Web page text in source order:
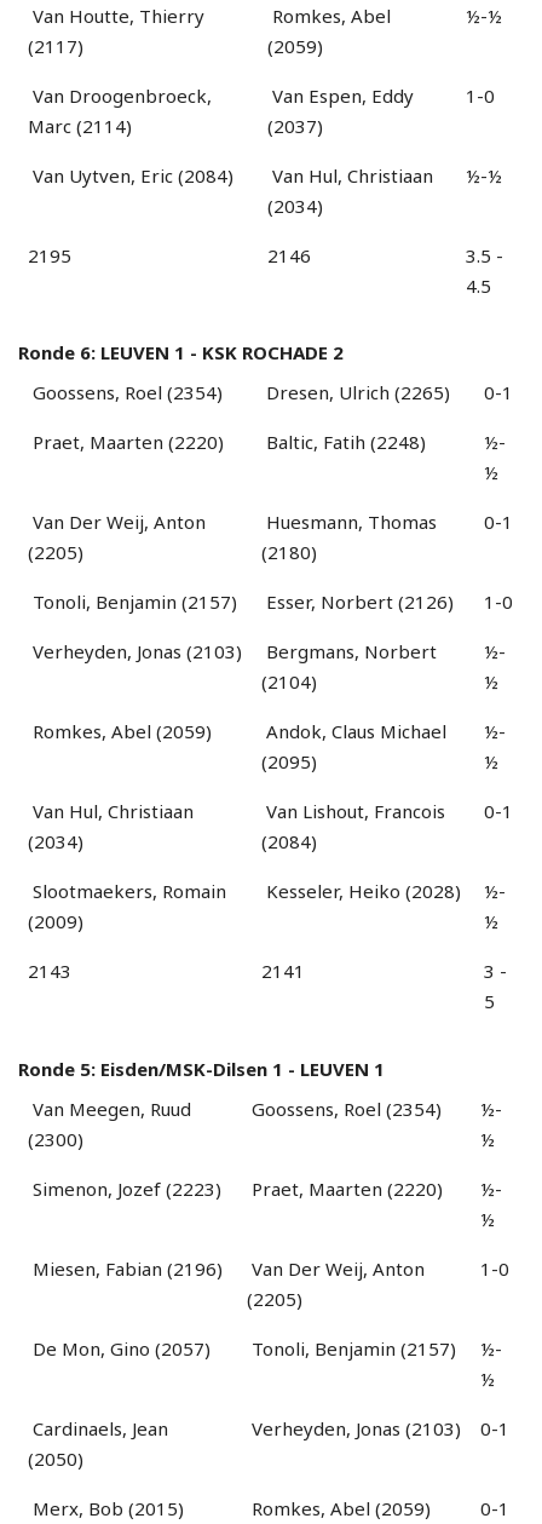
2195 2146
3.5 -
4.5
Van Houtte, Thierry
(2117)
Romkes, Abel
(2059)
½-½
Van Droogenbroeck,
Marc (2114)
Van Espen, Eddy
(2037)
1-0
Van Uytven, Eric (2084)
Van Hul, Christiaan
(2034)
½-½
Ronde 6: LEUVEN 1 - KSK ROCHADE 2
2143 2141
3 -
5
Goossens, Roel (2354) Dresen, Ulrich (2265) 0-1
Praet, Maarten (2220) Baltic, Fatih (2248)
½-
½
Van Der Weij, Anton
(2205)
Huesmann, Thomas
(2180)
0-1
Tonoli, Benjamin (2157) Esser, Norbert (2126) 1-0
Verheyden, Jonas (2103)
Bergmans, Norbert
(2104)
½-
½
Romkes, Abel (2059)
Andok, Claus Michael
(2095)
½-
½
Van Hul, Christiaan
(2034)
Van Lishout, Francois
(2084)
0-1
Slootmaekers, Romain
(2009)
Kesseler, Heiko (2028)
½-
½
Ronde 5: Eisden/MSK-Dilsen 1 - LEUVEN 1
Van Meegen, Ruud
(2300)
Goossens, Roel (2354)
½-
½
Simenon, Jozef (2223) Praet, Maarten (2220)
½-
½
Miesen, Fabian (2196)
Van Der Weij, Anton
(2205)
1-0
De Mon, Gino (2057) Tonoli, Benjamin (2157)
½-
½
Cardinaels, Jean
(2050)
Verheyden, Jonas (2103) 0-1
Merx, Bob (2015) Romkes, Abel (2059) 0-1